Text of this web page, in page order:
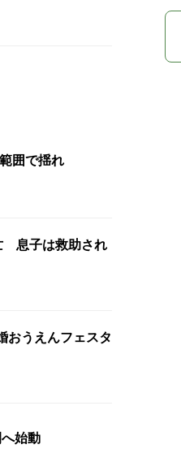
囲で揺れ
息子は救助され
おうえんフェスタ
始動